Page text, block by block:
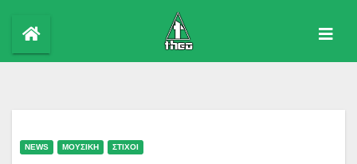
content
NEWS ΜΟΥΣΙΚΗ ΣΤΙΧΟΙ